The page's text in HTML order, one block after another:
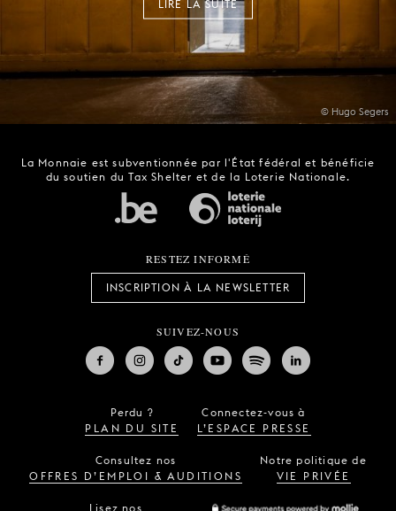
© Hugo Segers
LIRE LA SUITE
La Monnaie est subventionnée par l'État fédéral et bénéficie
du soutien du Tax Shelter et de la Loterie Nationale.
RESTEZ INFORMÉ
INSCRIPTION À LA NEWSLETTER
SUIVEZ-NOUS
Perdu ?
PLAN DU SITE
Connectez-vous à
L’ESPACE PRESSE
Consultez nos
OFFRES D’EMPLOI & AUDITIONS
Notre politique de
VIE PRIVÉE
Lisez nos